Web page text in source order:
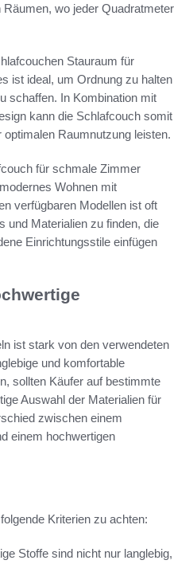
wo jeder Quadratmeter
Stauraum für
ist ideal, um Ordnung zu halten
schaffen. In Kombination mit
kann die Schlafcouch somit
Raumnutzung leisten.
für schmale Zimmer
Wohnen mit
verfügbaren Modellen ist oft
und Materialien zu finden, die
Einrichtungsstile einfügen
ist stark von den verwendeten
und komfortable
sollten Käufer auf bestimmte
Auswahl der Materialien für
zwischen einem
einem hochwertigen
Kriterien zu achten:
Stoffe sind nicht nur langlebig,